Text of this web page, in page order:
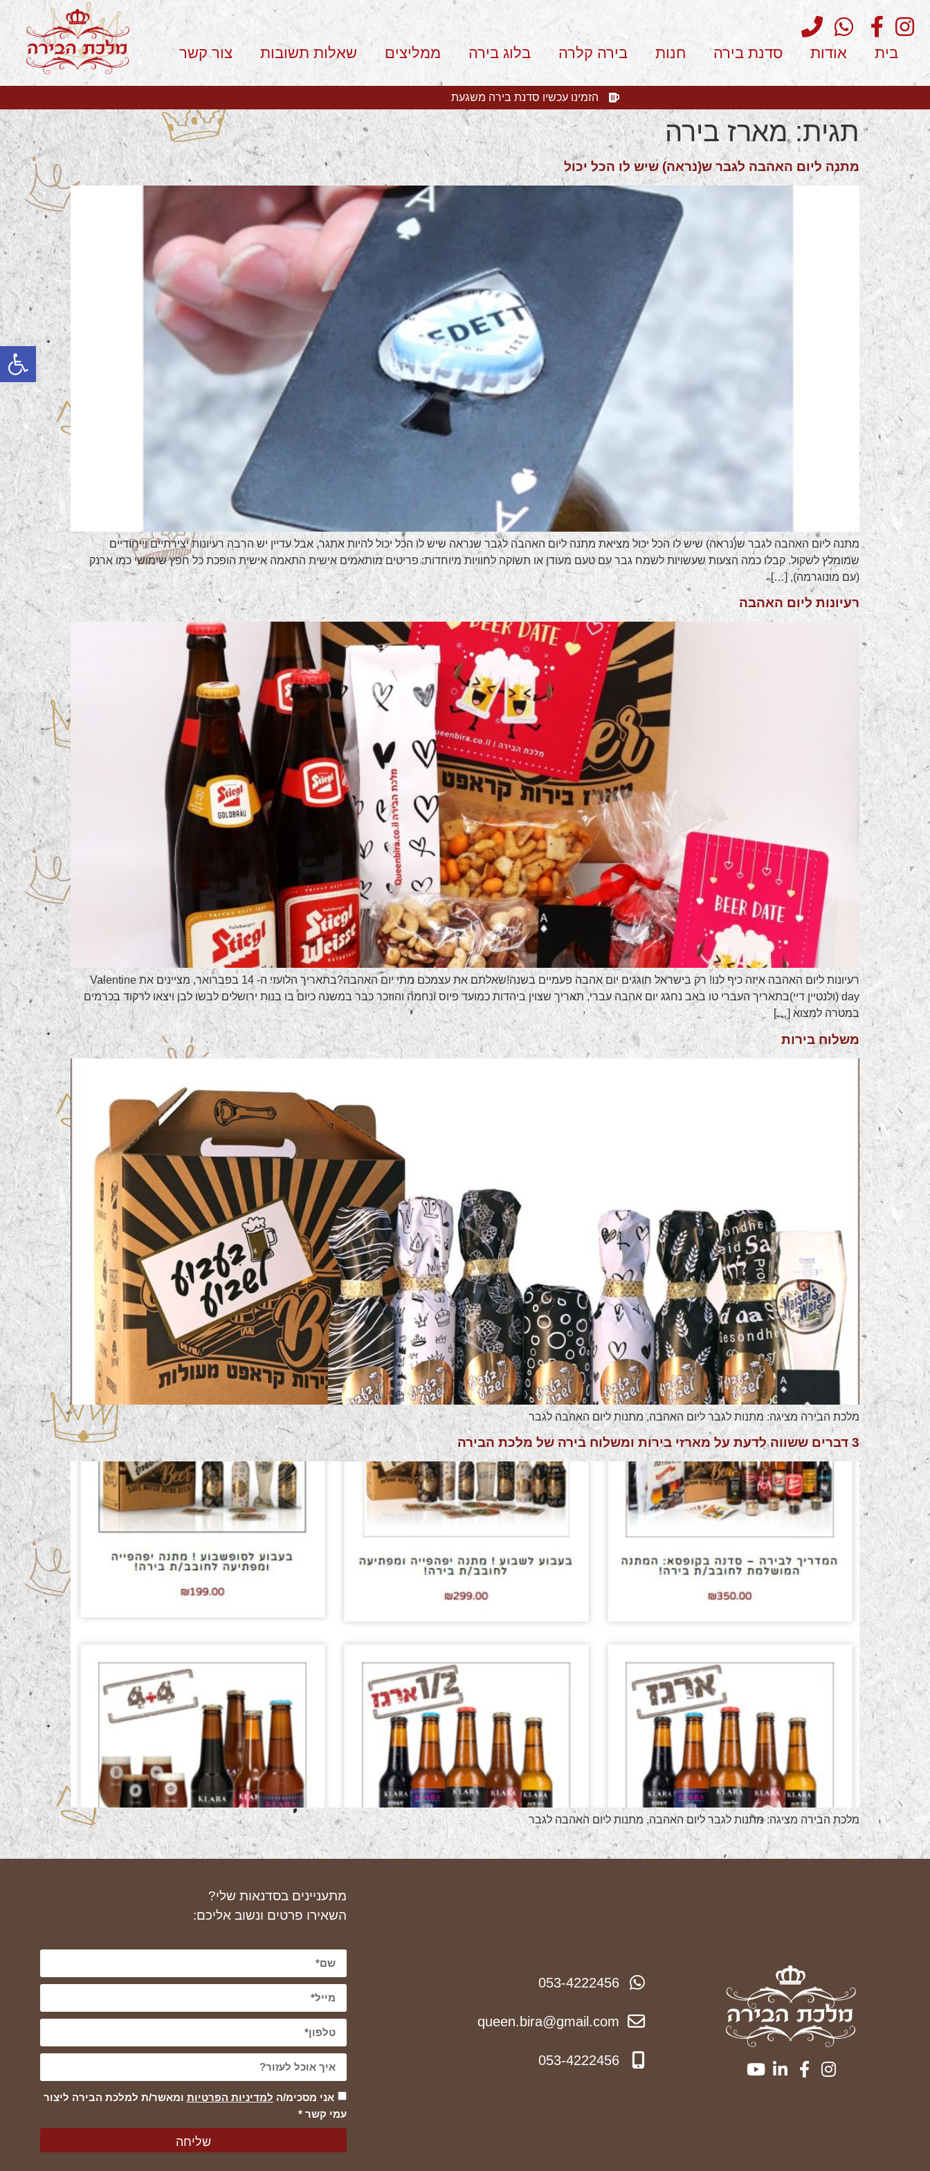
בית אודות סדנת בירה חנות בירה קלרה בלוג בירה ממליצים שאלות תשובות צור קשר
הזמינו עכשיו סדנת בירה משגעת
תגית:מארז בירה
מתנה ליום האהבה לגבר ש(נראה) שיש לו הכל יכול
מתנה ליום האהבה לגבר ש(נראה) שיש לו הכל יכול מציאת מתנה ליום האהבה לגבר שנראה שיש לו הכל יכול להיות אתגר, אבל עדיין יש הרבה רעיונות יצירתיים וייחודיים
שמומלץ לשקול. קבלו כמה הצעות שעשויות לשמח גבר עם טעם מעודן או תשוקה לחוויות מיוחדות: פריטים מותאמים אישית התאמה אישית הופכת כל חפץ שימושי כמו ארנק
(עם מונוגרמה), […]
רעיונות ליום האהבה
רעיונות ליום האהבה איזה כיף לנו! רק בישראל חוגגים יום אהבה פעמיים בשנה!שאלתם את עצמכם מתי יום האהבה?בתאריך הלועזי ה- 14 בפברואר, מציינים את Valentine
day (ולנטיין דיי)בתאריך העברי טו באב נחגג יום אהבה עברי, תאריך שצוין ביהדות כמועד פיוס ונחמה והוזכר כבר במשנה כיום בו בנות ירושלים לבשו לבן ויצאו לרקוד בכרמים
במטרה למצוא […]
משלוח בירות
מלכת הבירה מציגה: מתנות לגבר ליום האהבה, מתנות ליום האהבה לגבר
3 דברים ששווה לדעת על מארזי בירות ומשלוח בירה של מלכת הבירה
מלכת הבירה מציגה: מתנות לגבר ליום האהבה, מתנות ליום האהבה לגבר
053-4222456
queen.bira@gmail.com
053-4222456
מתעניינים בסדנאות שלי?
השאירו פרטים ונשוב אליכם:
אני מסכימ/ה למדיניות הפרטיות ומאשר/ת למלכת הבירה ליצור
עמי קשר *
שליחה